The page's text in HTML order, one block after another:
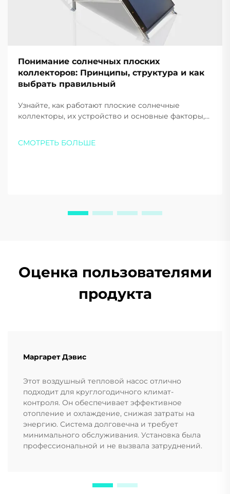
Понимание солнечных плоских
коллекторов: Принципы, структура и как
выбрать правильный
Узнайте, как работают плоские солнечные
коллекторы, их устройство и основные факторы,
экономию — загрузите наш бесплатный
СМОТРЕТЬ БОЛЬШЕ
Оценка пользователями
продукта
Маргарет Дэвис
Этот воздушный тепловой насос отлично
подходит для круглогодичного климат-
контроля. Он обеспечивает эффективное
отопление и охлаждение, снижая затраты на
энергию. Система долговечна и требует
минимального обслуживания. Установка была
профессиональной и не вызвала затруднений.